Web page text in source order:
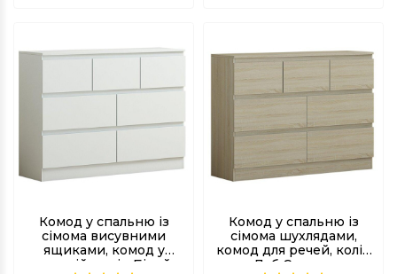
Комод у спальню із
сімома висувними
ящиками, комод у
дитячій, колір Білий
Комод у спальню із
сімома шухлядами,
комод для речей, колір
Дуб Сонома